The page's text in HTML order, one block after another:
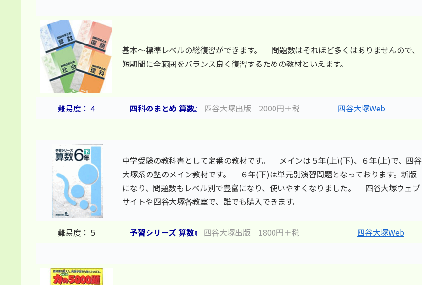
基本～標準レベルの総復習ができます。 問題数はそれほど多くはありませんので、
短期間に全範囲をバランス良く復習するための教材といえます。
難易度：４ 『四科のまとめ 算数』 四谷大塚出版 2000円＋税 四谷大塚Web
中学受験の教科書として定番の教材です。 メインは５年(上)(下)、６年(上)で、四谷
大塚系の塾のメイン教材です。 ６年(下)は単元別演習問題となっております。新版
になり、問題数もレベル別で豊富になり、使いやすくなりました。 四谷大塚ウェブ
サイトや四谷大塚各教室で、誰でも購入できます。
難易度：５ 『予習シリーズ 算数』 四谷大塚出版 1800円＋税 四谷大塚Web